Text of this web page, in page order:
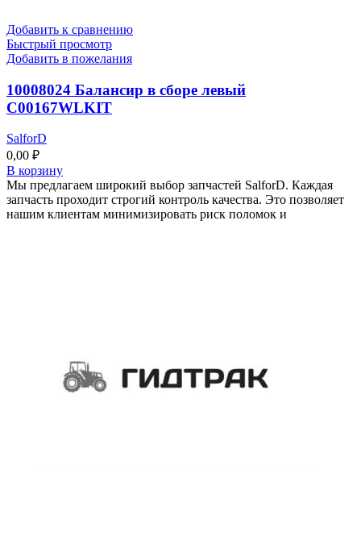
Добавить к сравнению
Быстрый просмотр
Добавить в пожелания
10008024 Балансир в сборе левый
C00167WLKIT
SalforD
0,00 ₽
В корзину
Мы предлагаем широкий выбор запчастей SalforD. Каждая
запчасть проходит строгий контроль качества. Это позволяет
нашим клиентам минимизировать риск поломок и